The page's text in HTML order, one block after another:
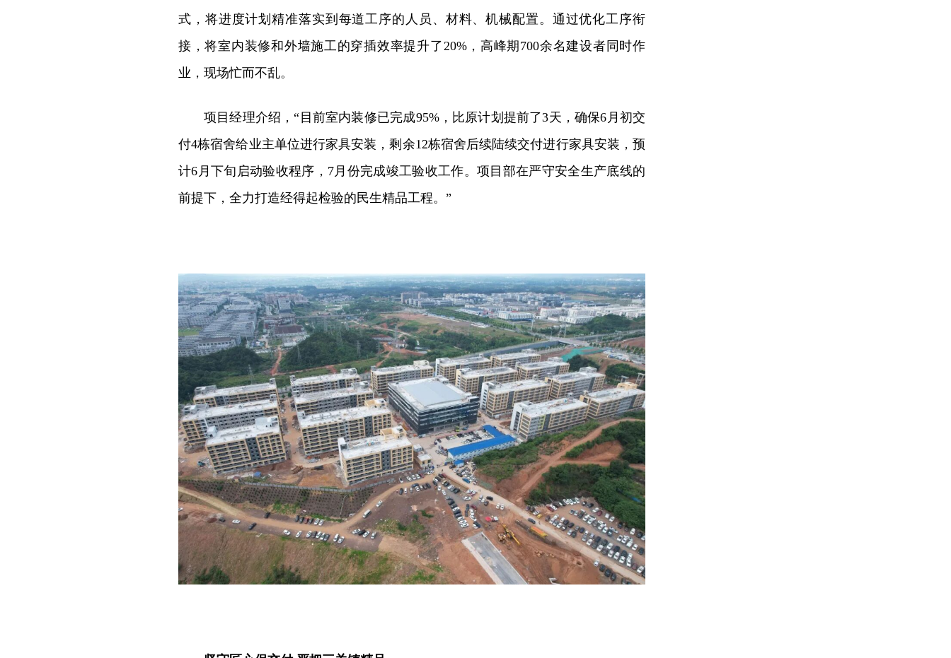
式，将进度计划精准落实到每道工序的人员、材料、机械配置。通过优化工序衔
接，将室内装修和外墙施工的穿插效率提升了20%，高峰期700余名建设者同时作
业，现场忙而不乱。
项目经理介绍，“目前室内装修已完成95%，比原计划提前了3天，确保6月初交
付4栋宿舍给业主单位进行家具安装，剩余12栋宿舍后续陆续交付进行家具安装，预
计6月下旬启动验收程序，7月份完成竣工验收工作。项目部在严守安全生产底线的
前提下，全力打造经得起检验的民生精品工程。”